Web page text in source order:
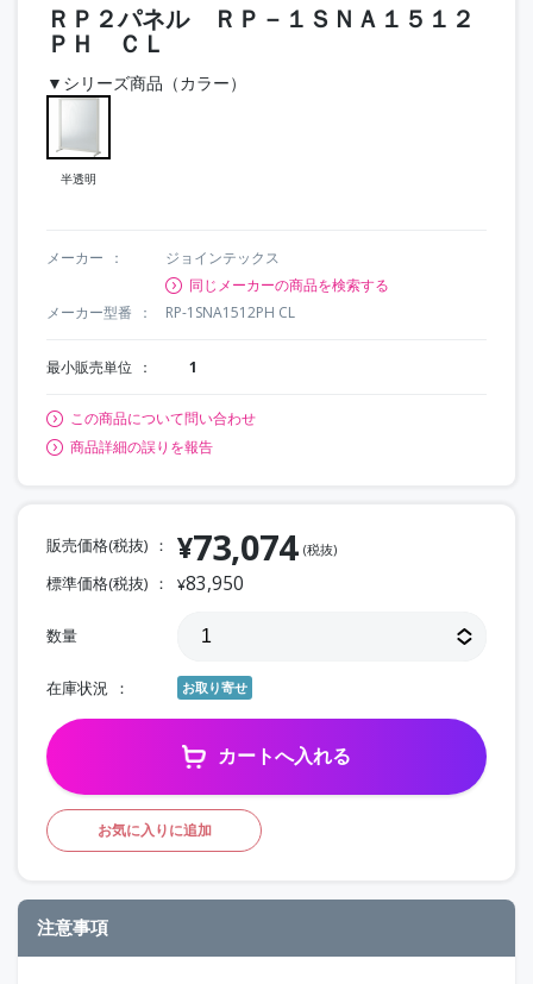
ＲＰ２パネル ＲＰ－１ＳＮＡ１５１２
ＰＨ ＣＬ
▼シリーズ商品（カラー）
半透明
メーカー
ジョインテックス
同じメーカーの商品を検索する
メーカー型番
RP-1SNA1512PH CL
最小販売単位 1
この商品について問い合わせ
商品詳細の誤りを報告
販売価格(税抜) ¥73,074 (税抜)
標準価格(税抜) ¥83,950
数量
在庫状況 お取り寄せ
カートへ入れる
お気に入りに追加
注意事項